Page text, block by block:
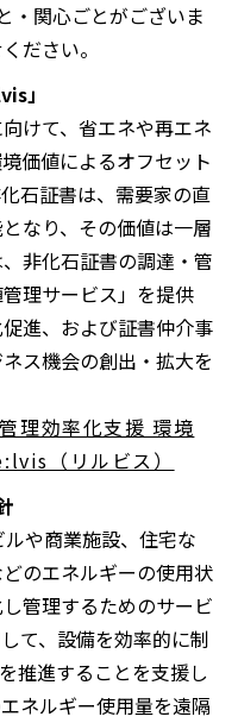
・関心ごとがございま
ださい。
」
けて、省エネや再エネ
価値によるオフセット
石証書は、需要家の直
なり、その価値は一層
非化石証書の調達・管
理サービス」を提供
進、および証書仲介事
ス機会の創出・拡大を
理効率化支援 環境
（リルビス）
や商業施設、住宅な
のエネルギーの使用状
管理するためのサービ
て、設備を効率的に制
推進することを支援し
ネルギー使用量を遠隔